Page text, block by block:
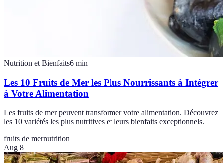
Nutrition et Bienfaits6 min
Les 10 Fruits de Mer les Plus Nourrissants à Intégrer
à Votre Alimentation
Les fruits de mer peuvent transformer votre alimentation. Découvrez
les 10 variétés les plus nutritives et leurs bienfaits exceptionnels.
fruits de mernutrition
Aug 8